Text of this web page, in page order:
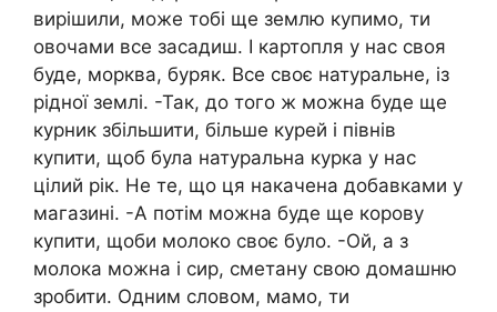
вирішили, може тобі ще землю купимо, ти
овочами все засадиш. І картопля у нас своя
буде, морква, буряк. Все своє натуральне, із
рідної землі. -Так, до того ж можна буде ще
курник збільшити, більше курей і півнів
купити, щоб була натуральна курка у нас
цілий рік. Не те, що ця накачена добавками у
магазині. -А потім можна буде ще корову
купити, щоби молоко своє було. -Ой, а з
молока можна і сир, сметану свою домашню
зробити. Одним словом, мамо, ти